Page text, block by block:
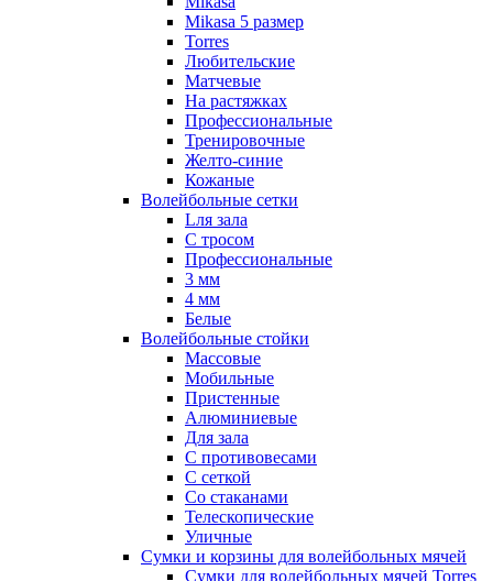
Mikasa 5 размер
Torres
Любительские
Матчевые
На растяжках
Профессиональные
Тренировочные
Желто-синие
Кожаные
Волейбольные сетки
Lля зала
C тросом
Профессиональные
3 мм
4 мм
Белые
Волейбольные стойки
Массовые
Мобильные
Пристенные
Алюминиевые
Для зала
С противовесами
С сеткой
Со стаканами
Телескопические
Уличные
Сумки и корзины для волейбольных мячей
Сумки для волейбольных мячей Torres